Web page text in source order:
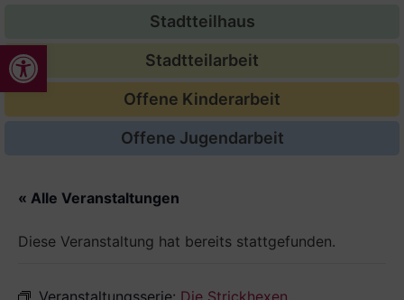
Werkzeugleiste öffnen
Stadtteilhaus
Stadtteilarbeit
Offene Kinderarbeit
Offene Jugendarbeit
« Alle Veranstaltungen
Diese Veranstaltung hat bereits stattgefunden.
Veranstaltungsserie: Die Strickhexen